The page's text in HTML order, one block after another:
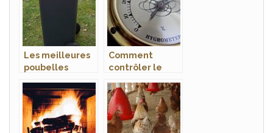
Les meilleures
poubelles
du marché
Comment
contrôler le
à l’intérieur de
la maison?